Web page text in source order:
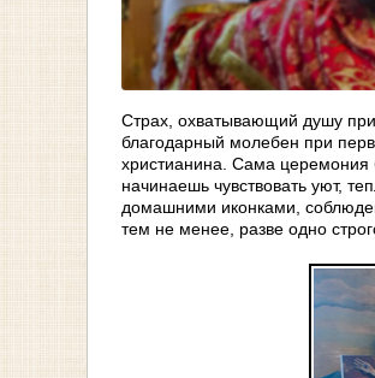
Страх, охватывающий душу при
благодарный молебен при
христианина. Сама церемония
начинаешь чувствовать уют,
домашними иконками,
тем не менее, разве одно